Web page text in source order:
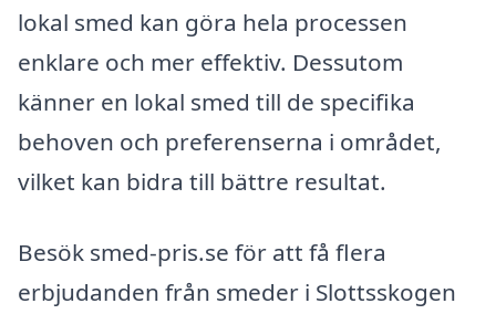
lokal smed kan göra hela processen
enklare och mer effektiv. Dessutom
känner en lokal smed till de specifika
behoven och preferenserna i området,
vilket kan bidra till bättre resultat.
Besök smed-pris.se för att få flera
erbjudanden från smeder i Slottsskogen